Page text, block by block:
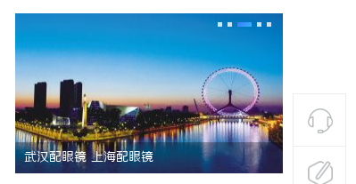
武汉配眼镜 上海配眼镜 武汉配眼